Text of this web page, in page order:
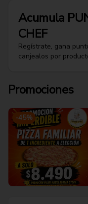
Acumula
CHEF
Regístrate, gana
canjealos por
Promociones
-45%